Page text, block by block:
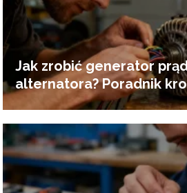
Jak zrobić generator
alternatora? Poradnik